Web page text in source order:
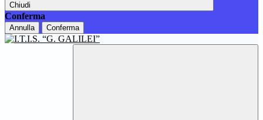
Chiudi
Conferma
Annulla Conferma